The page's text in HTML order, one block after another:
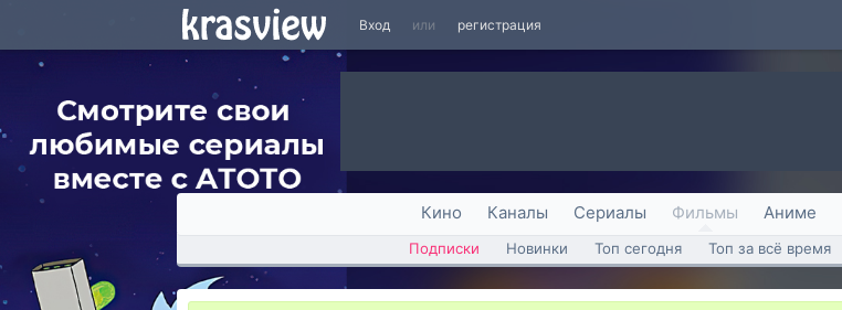
Вход или регистрация
Кино Каналы Сериалы Фильмы Аниме
Подписки Новинки Топ сегодня Топ за всё время